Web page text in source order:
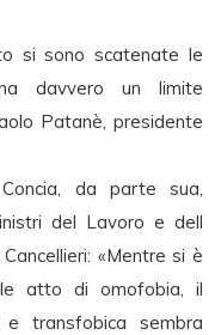
si sono scatenate le
davvero un limite
Patanè, presidente
da parte sua,
del Lavoro e dell
«Mentre si è
atto di omofobia, il
transfobica sembra